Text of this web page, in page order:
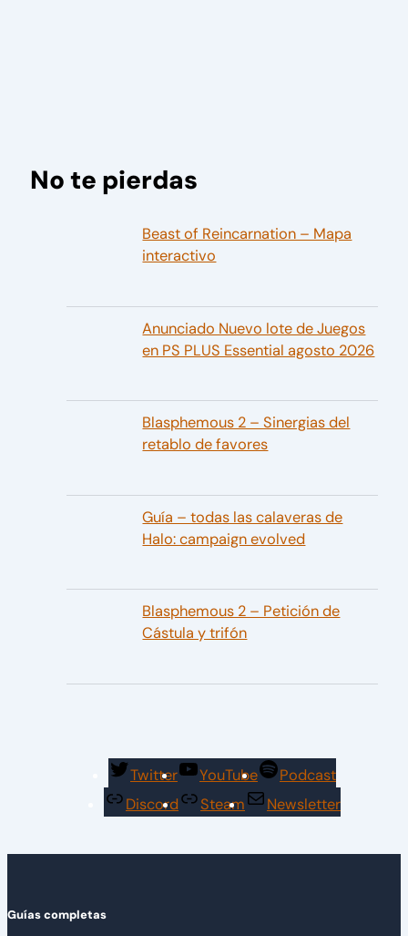
No te pierdas
Beast of Reincarnation – Mapa
interactivo
Anunciado Nuevo lote de Juegos
en PS PLUS Essential agosto 2026
Blasphemous 2 – Sinergias del
retablo de favores
Guía – todas las calaveras de
Halo: campaign evolved
Blasphemous 2 – Petición de
Cástula y trifón
Twitter YouTube
Podcast
Discord
Steam Newsletter
Guías completas